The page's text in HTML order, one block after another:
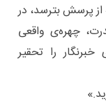
پرسش بترسد، در
چهره‌ی واقعی
را تحقیر